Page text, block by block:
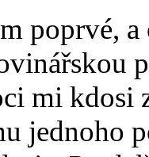
poprvé, a
mi kdosi
jednoho